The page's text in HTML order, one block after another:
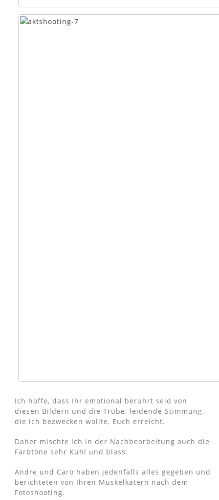
Ich hoffe, dass Ihr emotional berührt seid von
diesen Bildern und die Trübe, leidende Stimmung,
die ich bezwecken wollte, Euch erreicht.
Daher mischte ich in der Nachbearbeitung auch die
Farbtöne sehr Kühl und blass.
Andre und Caro haben jedenfalls alles gegeben und
berichteten von Ihren Muskelkatern nach dem
Fotoshooting.